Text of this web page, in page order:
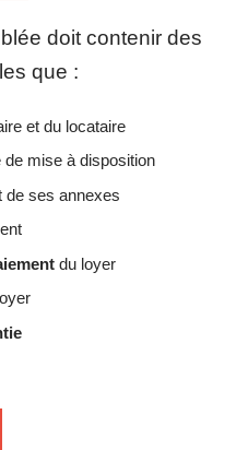
doit contenir des
que :
et du locataire
de mise à disposition
de ses annexes
du loyer